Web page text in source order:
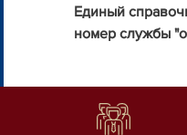
Единый
номер службы